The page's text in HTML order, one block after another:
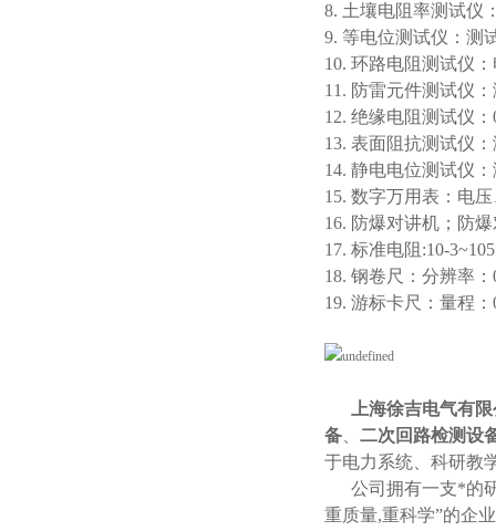
8. 土壤电阻率测试仪
9. 等电位测试仪：测
10. 环路电阻测试仪
11. 防雷元件测试仪
12. 绝缘电阻测试仪
13. 表面阻抗测试仪
14. 静电电位测试仪
15. 数字万用表：电
16. 防爆对讲机；防
17. 标准电阻:10-
18. 钢卷尺：分辨率：
19. 游标卡尺：量程：
上海徐吉电气有限
备
二次回路检测设
于电力系统、科研教
公司拥有一支*的研
重质量,重科学”的企